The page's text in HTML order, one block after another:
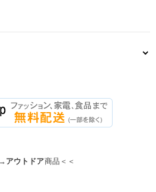
アウトドア商品＜＜